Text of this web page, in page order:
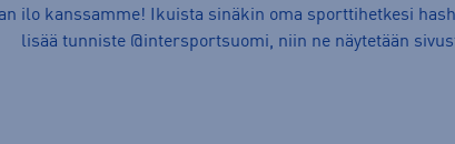
ilo kanssamme! Ikuista sinäkin oma sporttihetkesi
lisää tunniste @intersportsuomi, niin ne näytetään